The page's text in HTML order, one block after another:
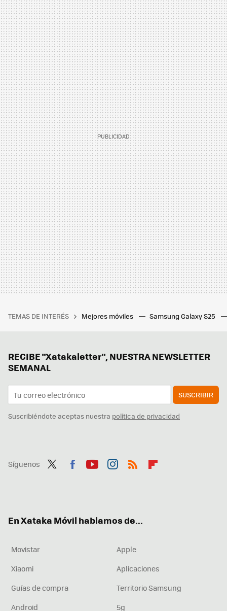
TEMAS DE INTERÉS Mejores móviles Samsung Galaxy S25
RECIBE "Xatakaletter", NUESTRA NEWSLETTER
SEMANAL
SUSCRIBIR
Suscribiéndote aceptas nuestra política de privacidad
Síguenos
En Xataka Móvil hablamos de...
Movistar
Apple
Xiaomi
Aplicaciones
Guías de compra
Territorio Samsung
Android
5g